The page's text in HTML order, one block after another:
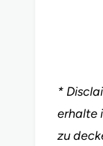
*
erhalte
zu